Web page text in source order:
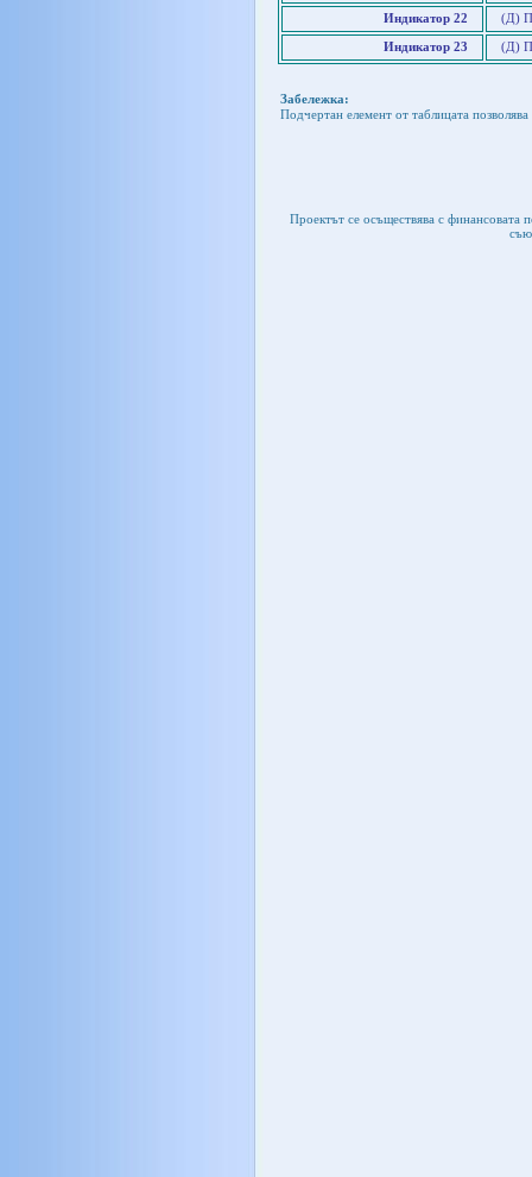
Индикатор 22 (Д)
Индикатор 23 (Д)
Забележка:
Подчертан елемент от таблицата
Проектът се осъществява с финансовата